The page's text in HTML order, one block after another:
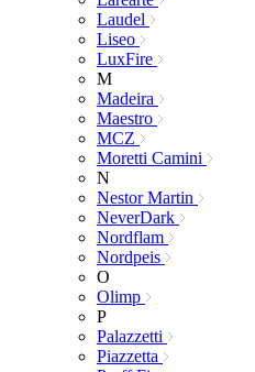
Laudel
Liseo
LuxFire
M
Madeira
Maestro
MCZ
Moretti Camini
N
Nestor Martin
NeverDark
Nordflam
Nordpeis
O
Olimp
P
Palazzetti
Piazzetta